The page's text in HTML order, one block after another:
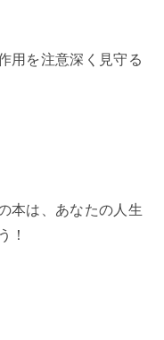
用を注意深く見守る
本は、あなたの人生
！